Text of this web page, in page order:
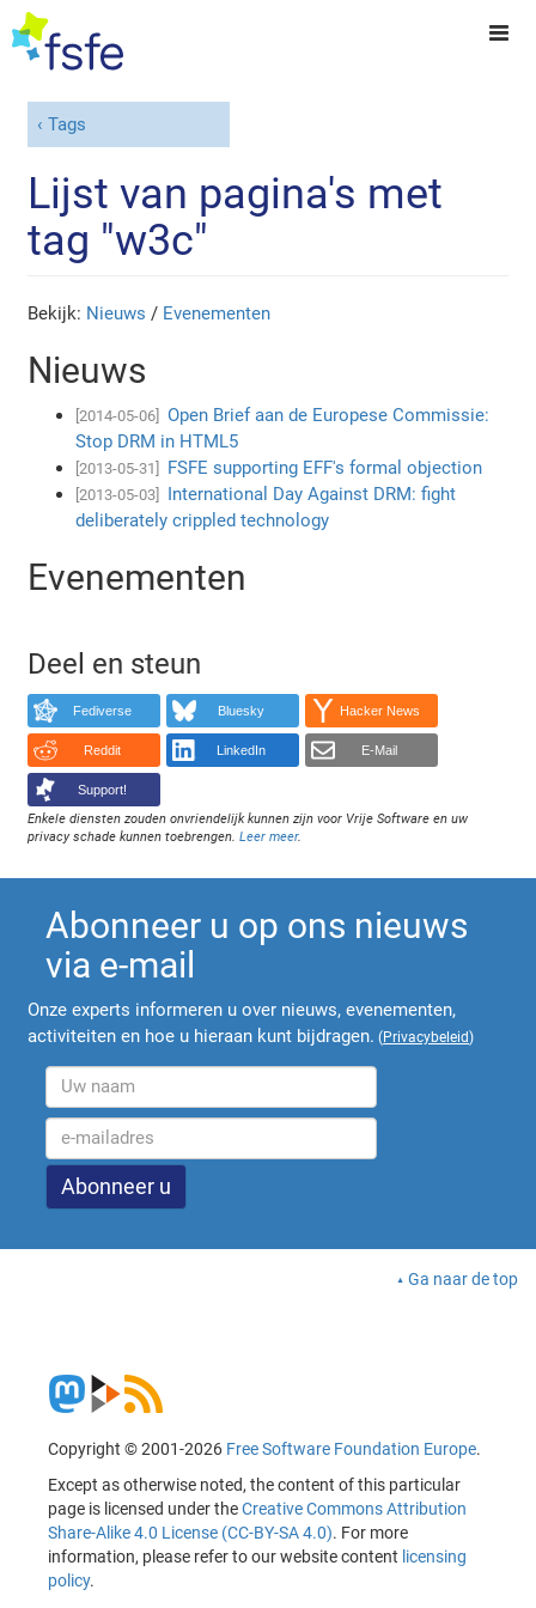
Tags
Lijst van pagina's met
tag "w3c"
Bekijk: Nieuws / Evenementen
Nieuws
[2014-05-06]
Open Brief aan de Europese Commissie:
Stop DRM in HTML5
[2013-05-31] FSFE supporting EFF's formal objection
[2013-05-03]
International Day Against DRM: fight
deliberately crippled technology
Evenementen
Deel en steun
Fediverse Bluesky Hacker News
Reddit LinkedIn E-Mail
Support!
Enkele diensten zouden onvriendelijk kunnen zijn voor Vrije Software en uw
privacy schade kunnen toebrengen.Leer meer.
Abonneer u op ons nieuws
via e-mail
Onze experts informeren u over nieuws, evenementen,
activiteiten en hoe u hieraan kunt bijdragen. (Privacybeleid)
Ga naar de top
Copyright © 2001-2026 Free Software Foundation Europe.
Except as otherwise noted, the content of this particular
page is licensed under theCreative Commons Attribution
Share-Alike 4.0 License (CC-BY-SA 4.0). For more
information, please refer to our website content licensing
policy.